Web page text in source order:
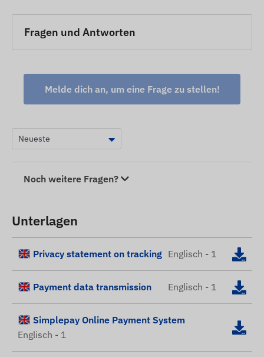
Fragen und Antworten
Melde dich an, um eine Frage zu stellen!
Noch weitere Fragen?
Unterlagen
Privacy statement on tracking Englisch - 1
Payment data transmission Englisch - 1
Simplepay Online Payment System
Englisch - 1